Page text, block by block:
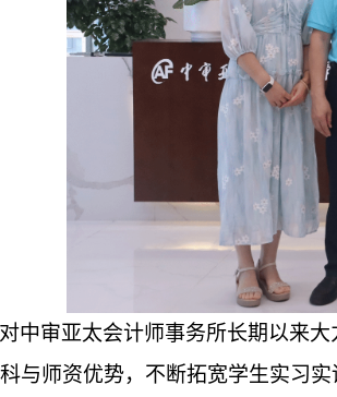
中审亚太会计师事务所长期以来
与师资优势，不断拓宽学生实习